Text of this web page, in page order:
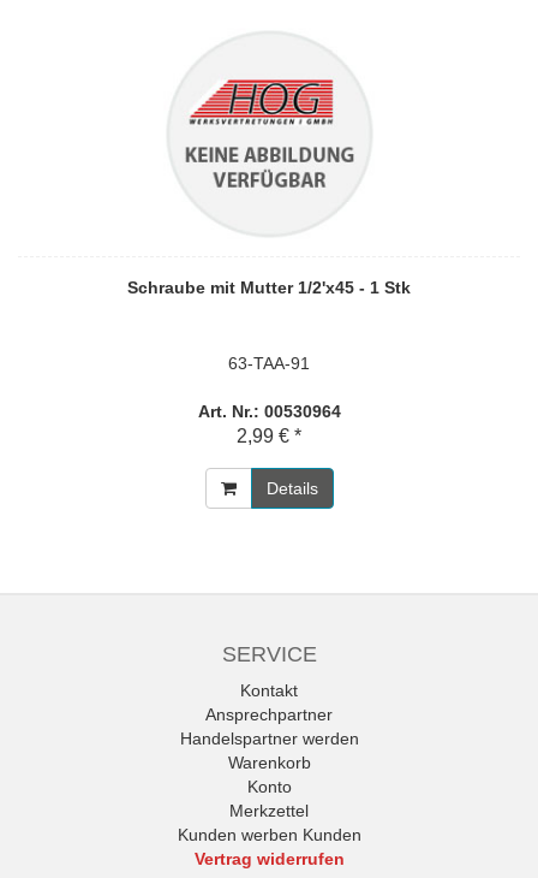
Schraube mit Mutter 1/2'x45 - 1 Stk
63-TAA-91
Art. Nr.: 00530964
2,99 € *
Details
SERVICE
Kontakt
Ansprechpartner
Handelspartner werden
Warenkorb
Konto
Merkzettel
Kunden werben Kunden
Vertrag widerrufen